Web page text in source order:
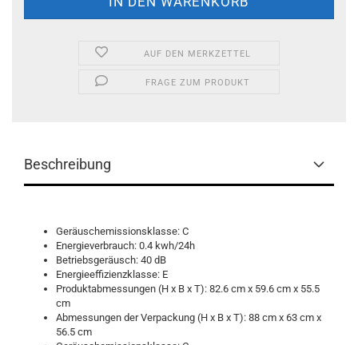
AUF DEN MERKZETTEL
FRAGE ZUM PRODUKT
Beschreibung
Geräuschemissionsklasse: C
Energieverbrauch: 0.4 kwh/24h
Betriebsgeräusch: 40 dB
Energieeffizienzklasse: E
Produktabmessungen (H x B x T): 82.6 cm x 59.6 cm x 55.5
cm
Abmessungen der Verpackung (H x B x T): 88 cm x 63 cm x
56.5 cm